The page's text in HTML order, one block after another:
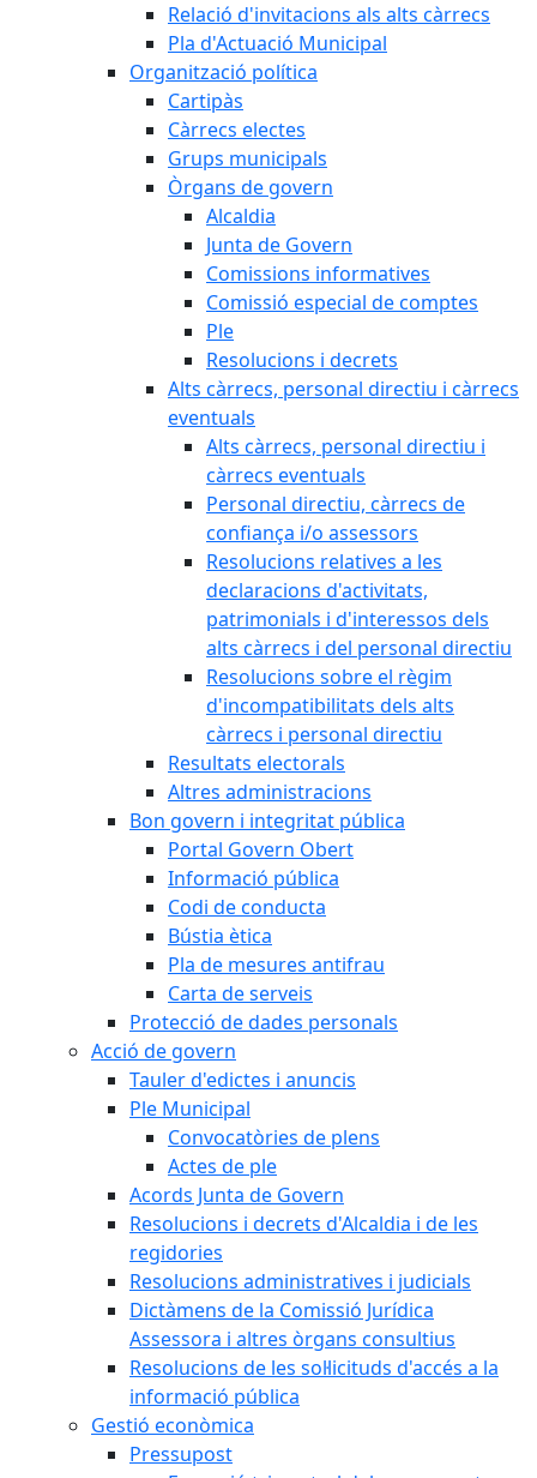
Relació d'invitacions als alts càrrecs
Pla d'Actuació Municipal
Organització política
Cartipàs
Càrrecs electes
Grups municipals
Òrgans de govern
Alcaldia
Junta de Govern
Comissions informatives
Comissió especial de comptes
Ple
Resolucions i decrets
Alts càrrecs, personal directiu i càrrecs
eventuals
Alts càrrecs, personal directiu i
càrrecs eventuals
Personal directiu, càrrecs de
confiança i/o assessors
Resolucions relatives a les
declaracions d'activitats,
patrimonials i d'interessos dels
alts càrrecs i del personal directiu
Resolucions sobre el règim
d'incompatibilitats dels alts
càrrecs i personal directiu
Resultats electorals
Altres administracions
Bon govern i integritat pública
Portal Govern Obert
Informació pública
Codi de conducta
Bústia ètica
Pla de mesures antifrau
Carta de serveis
Protecció de dades personals
Acció de govern
Tauler d'edictes i anuncis
Ple Municipal
Convocatòries de plens
Actes de ple
Acords Junta de Govern
Resolucions i decrets d'Alcaldia i de les
regidories
Resolucions administratives i judicials
Dictàmens de la Comissió Jurídica
Assessora i altres òrgans consultius
Resolucions de les sol·licituds d'accés a la
informació pública
Gestió econòmica
Pressupost